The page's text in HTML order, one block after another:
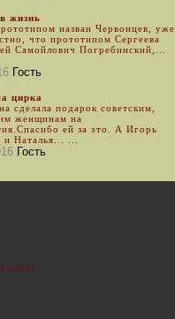
жизнь
назван Червонцев, уже
что прототипом Сергеева
Самойлович Погребинский,...
Гость
цирка
сделала подарок советским,
женщинам на
ей за это. А Игорь
Наталья... ...
Гость
сайте